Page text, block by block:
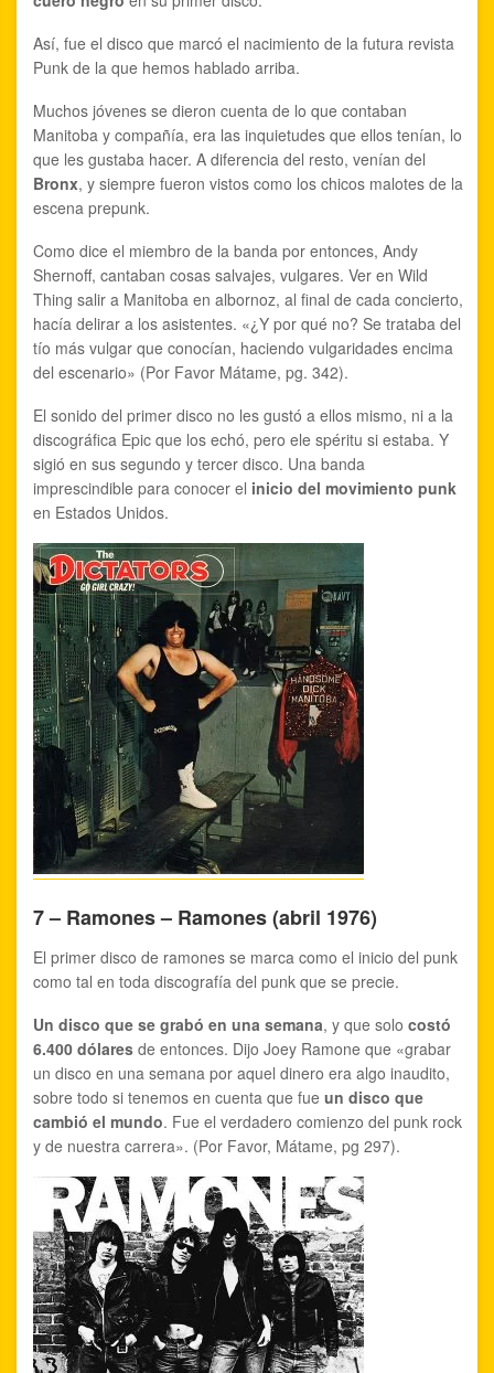
Así, fue el disco que marcó el nacimiento de la futura revista
Punk de la que hemos hablado arriba.
Muchos jóvenes se dieron cuenta de lo que contaban
Manitoba y compañía, era las inquietudes que ellos tenían, lo
que les gustaba hacer. A diferencia del resto, venían del
Bronx, y siempre fueron vistos como los chicos malotes de la
escena prepunk.
Como dice el miembro de la banda por entonces, Andy
Shernoff, cantaban cosas salvajes, vulgares. Ver en Wild
Thing salir a Manitoba en albornoz, al final de cada concierto,
hacía delirar a los asistentes. «¿Y por qué no? Se trataba del
tío más vulgar que conocían, haciendo vulgaridades encima
del escenario» (Por Favor Mátame, pg. 342).
El sonido del primer disco no les gustó a ellos mismo, ni a la
discográfica Epic que los echó, pero ele spéritu si estaba. Y
sigió en sus segundo y tercer disco. Una banda
imprescindible para conocer el inicio del movimiento punk
en Estados Unidos.
7 – Ramones – Ramones (abril 1976)
El primer disco de ramones se marca como el inicio del punk
como tal en toda discografía del punk que se precie.
Un disco que se grabó en una semana, y que solo costó
6.400 dólares de entonces. Dijo Joey Ramone que «grabar
un disco en una semana por aquel dinero era algo inaudito,
sobre todo si tenemos en cuenta que fue un disco que
cambió el mundo. Fue el verdadero comienzo del punk rock
y de nuestra carrera». (Por Favor, Mátame, pg 297).